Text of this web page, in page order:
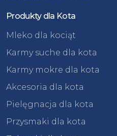
Produkty dla Kota
Mleko dla kociąt
Karmy suche dla kota
Karmy mokre dla kota
Akcesoria dla kota
Pielęgnacja dla kota
Przysmaki dla kota